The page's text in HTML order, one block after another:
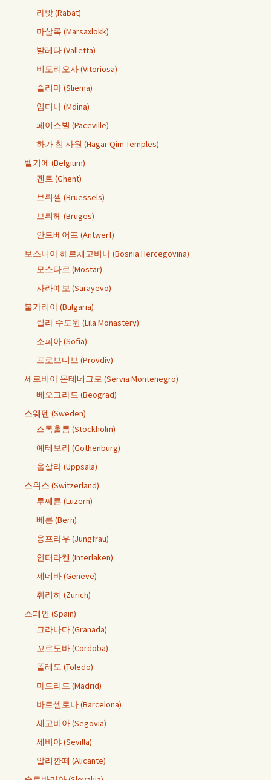
라밧 (Rabat)
마살록 (Marsaxlokk)
발레타 (Valletta)
비토리오사 (Vitoriosa)
슬리마 (Sliema)
임디나 (Mdina)
페이스빌 (Paceville)
하가 침 사원 (Hagar Qim Temples)
벨기에 (Belgium)
겐트 (Ghent)
브뤼셀 (Bruessels)
브뤼헤 (Bruges)
안트베어프 (Antwerf)
보스니아 헤르체고비나 (Bosnia Hercegovina)
모스타르 (Mostar)
사라예보 (Sarayevo)
불가리아 (Bulgaria)
릴라 수도원 (Lila Monastery)
소피아 (Sofia)
프로브디브 (Provdiv)
세르비아 몬테네그로 (Servia Montenegro)
베오그라드 (Beograd)
스웨덴 (Sweden)
스톡홀름 (Stockholm)
예테보리 (Gothenburg)
웁살라 (Uppsala)
스위스 (Switzerland)
루쩨른 (Luzern)
베른 (Bern)
융프라우 (Jungfrau)
인터라켄 (Interlaken)
제네바 (Geneve)
취리히 (Zürich)
스페인 (Spain)
그라나다 (Granada)
꼬르도바 (Cordoba)
똘레도 (Toledo)
마드리드 (Madrid)
바르셀로나 (Barcelona)
세고비아 (Segovia)
세비야 (Sevilla)
알리깐떼 (Alicante)